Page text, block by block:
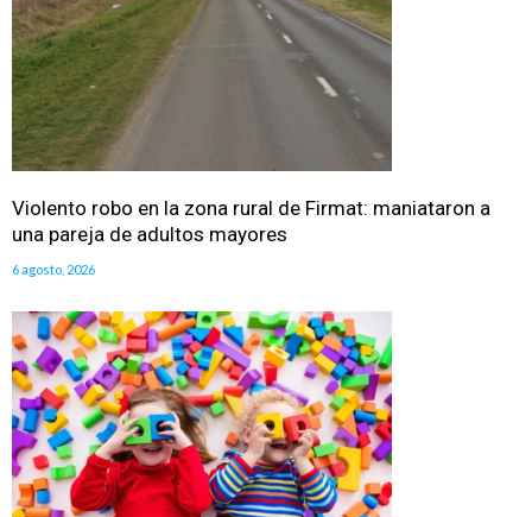
Violento robo en la zona rural de Firmat: maniataron a
una pareja de adultos mayores
6 agosto, 2026